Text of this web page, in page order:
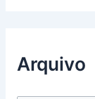
Arquivo